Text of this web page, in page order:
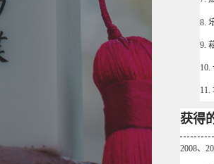
8.
9.
10.
11.
获得
2008、